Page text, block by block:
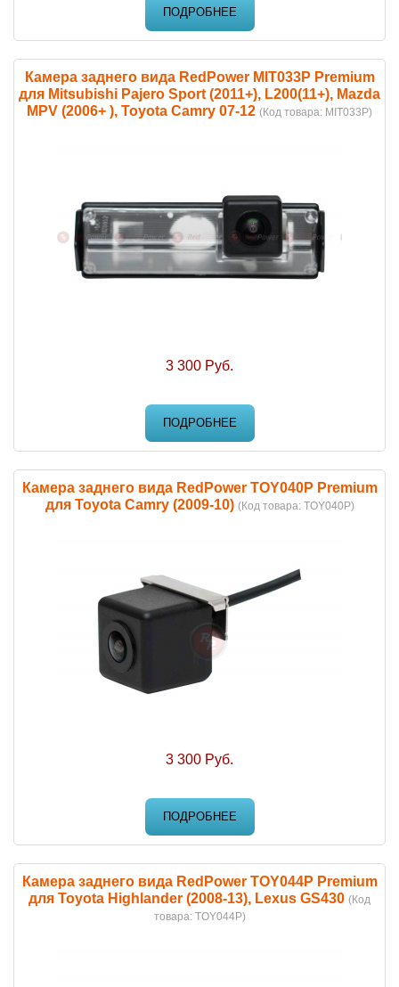
ПОДРОБНЕЕ
Камера заднего вида RedPower MIT033P Premium
для Mitsubishi Pajero Sport (2011+), L200(11+), Mazda
MPV (2006+ ), Toyota Сamry 07-12 (Код товара: MIT033P)
3 300 Руб.
ПОДРОБНЕЕ
Камера заднего вида RedPower TOY040P Premium
для Toyota Camry (2009-10) (Код товара: TOY040P)
3 300 Руб.
ПОДРОБНЕЕ
Камера заднего вида RedPower TOY044P Premium
для Toyota Highlander (2008-13), Lexus GS430 (Код
товара: TOY044P)